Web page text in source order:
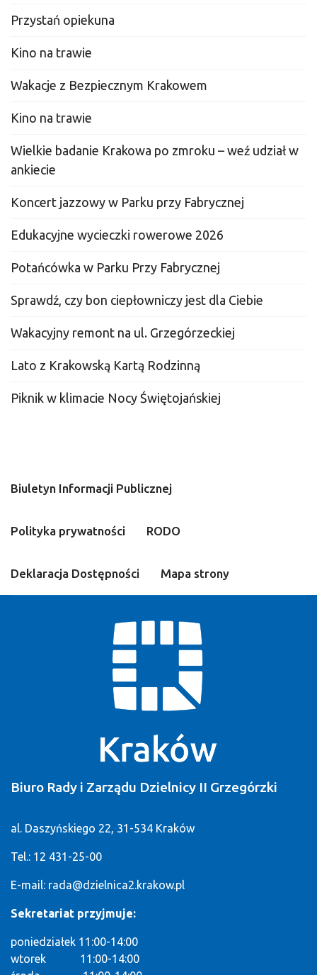
Przystań opiekuna
Kino na trawie
Wakacje z Bezpiecznym Krakowem
Kino na trawie
Wielkie badanie Krakowa po zmroku – weź udział w
ankiecie
Koncert jazzowy w Parku przy Fabrycznej
Edukacyjne wycieczki rowerowe 2026
Potańcówka w Parku Przy Fabrycznej
Sprawdź, czy bon ciepłowniczy jest dla Ciebie
Wakacyjny remont na ul. Grzegórzeckiej
Lato z Krakowską Kartą Rodzinną
Piknik w klimacie Nocy Świętojańskiej
Biuletyn Informacji Publicznej
Polityka prywatności RODO
Deklaracja Dostępności Mapa strony
Biuro Rady i Zarządu Dzielnicy II Grzegórzki
al. Daszyńskiego 22, 31-534 Kraków
Tel.: 12 431-25-00
E-mail: rada@dzielnica2.krakow.pl
Sekretariat przyjmuje:
poniedziałek 11:00-14:00
wtorek 11:00-14:00